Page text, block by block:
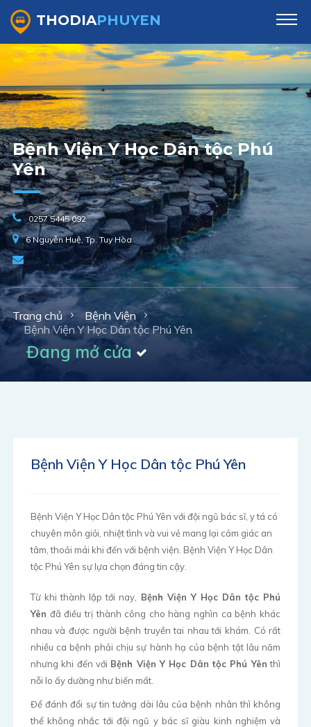
THODIAPHUYEN
Bệnh Viện Y Học Dân tộc Phú
Yên
0257 5445 092
6 Nguyễn Huệ, Tp. Tuy Hòa
Trang chủ
Bệnh Viện
Bệnh Viện Y Học Dân tộc Phú Yên
Đang mở cửa
Bệnh Viện Y Học Dân tộc Phú Yên
Bệnh Viện Y Học Dân tộc Phú Yên với đội ngũ bác sĩ, y tá có
chuyên môn giỏi, nhiệt tình và vui vẻ mang lại cảm giác an
tâm, thoải mái khi đến với bệnh viện. Bệnh Viện Y Học Dân
tộc Phú Yên sự lựa chọn đáng tin cậy.
Từ khi thành lập tới nay, Bệnh Viện Y Học Dân tộc Phú
Yên đã điều trị thành công cho hàng nghìn ca bệnh khác
nhau và được người bệnh truyền tai nhau tới khám. Có rất
nhiều ca bệnh phải chịu sự hành hạ của bệnh tật lâu năm
nhưng khi đến với Bệnh Viện Y Học Dân tộc Phú Yên thì
nỗi lo ấy dường như biến mất.
Để đánh đổi sự tin tưởng dài lâu của bệnh nhân thì không
thể không nhắc tới đội ngũ y bác sĩ giàu kinh nghiệm và